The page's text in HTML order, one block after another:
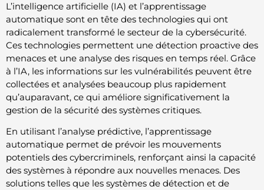
L’intelligence artificielle (IA) et l’apprentissage
automatique sont en tête des technologies qui ont
radicalement transformé le secteur de la cybersécurité.
Ces technologies permettent une détection proactive des
menaces et une analyse des risques en temps réel. Grâce
à l’IA, les informations sur les vulnérabilités peuvent être
collectées et analysées beaucoup plus rapidement
qu’auparavant, ce qui améliore significativement la
gestion de la sécurité des systèmes critiques.
En utilisant l’analyse prédictive, l’apprentissage
automatique permet de prévoir les mouvements
potentiels des cybercriminels, renforçant ainsi la capacité
des systèmes à répondre aux nouvelles menaces. Des
solutions telles que les systèmes de détection et de